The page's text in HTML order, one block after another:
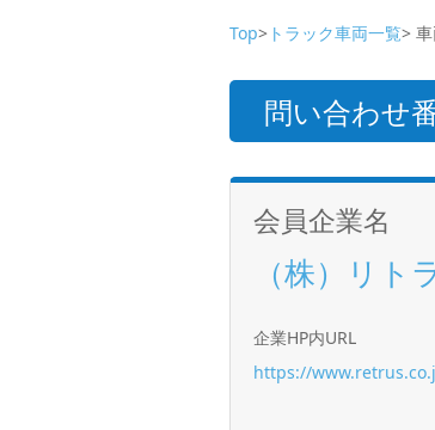
Top> トラック車両一覧>
問い合わせ
会員企業名
（株）リト
企業HP内URL
https://